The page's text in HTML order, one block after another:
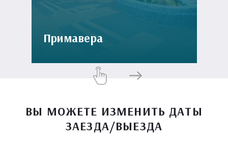
Примавера
ВЫ МОЖЕТЕ ИЗМЕНИТЬ ДАТЫ
ЗАЕЗДА/ВЫЕЗДА